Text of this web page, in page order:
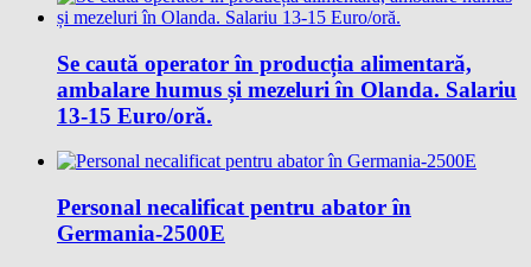
Se caută operator în producția alimentară,
ambalare humus și mezeluri în Olanda. Salariu
13-15 Euro/oră.
Personal necalificat pentru abator în
Germania-2500E